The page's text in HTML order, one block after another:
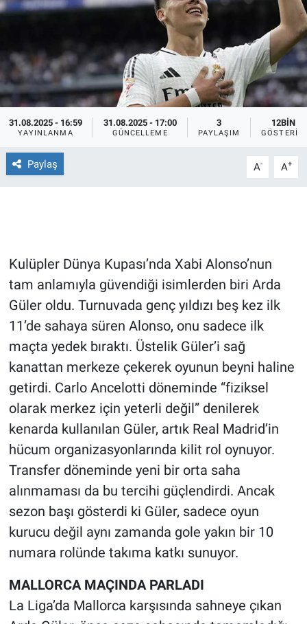
31.08.2025 - 16:59
YAYINLANMA
31.08.2025 - 17:00
GÜNCELLEME
3
PAYLAŞIM
12BIN
GÖSTERIM
Paylaş A- A+
Kulüpler Dünya Kupası’nda Xabi Alonso’nun
tam anlamıyla güvendiği isimlerden biri Arda
Güler oldu. Turnuvada genç yıldızı beş kez ilk
11’de sahaya süren Alonso, onu sadece ilk
maçta yedek bıraktı. Üstelik Güler’i sağ
kanattan merkeze çekerek oyunun beyni haline
getirdi. Carlo Ancelotti döneminde “fiziksel
olarak merkez için yeterli değil” denilerek
kenarda kullanılan Güler, artık Real Madrid’in
hücum organizasyonlarında kilit rol oynuyor.
Transfer döneminde yeni bir orta saha
alınmaması da bu tercihi güçlendirdi. Ancak
sezon başı gösterdi ki Güler, sadece oyun
kurucu değil aynı zamanda gole yakın bir 10
numara rolünde takıma katkı sunuyor.
MALLORCA MAÇINDA PARLADI
La Liga’da Mallorca karşısında sahneye çıkan
Eğitim
Eğlence
Ekonomi
Forum
Gün Bitiyor
Gün Ortası
Gündem Özel
Günün görüntüsü
Haber
İlan
Koronavirüs
Kültür Sanat
Ne demişti
Nedir